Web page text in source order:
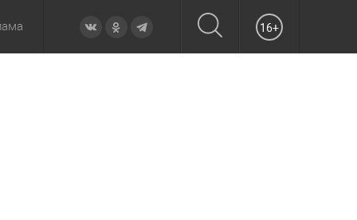
16+